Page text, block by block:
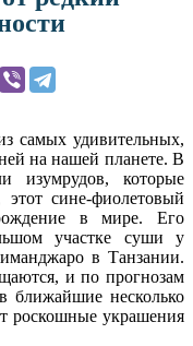
самых удивительных,
на нашей планете. В
изумрудов, которые
сине-фиолетовый
в мире. Его
участке суши у
в Танзании.
и по прогнозам
ближайшие несколько
роскошные украшения